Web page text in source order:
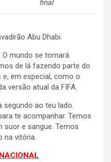
final
Abu Dhabi.
mundo se tornará
de lá fazendo parte do
em especial, como o
versão atual da FIFA.
segundo ao teu lado.
te acompanhar. Temos
suor e sangue. Temos
na vitória.